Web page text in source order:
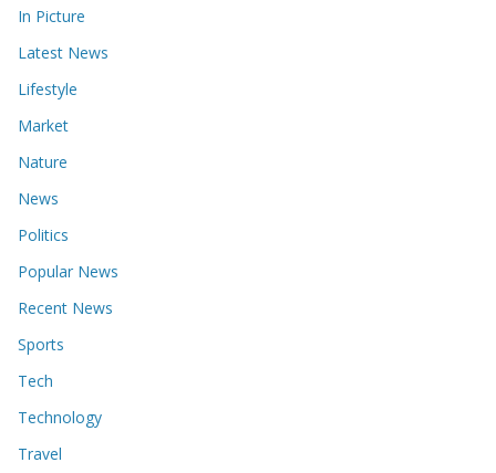
In Picture
Latest News
Lifestyle
Market
Nature
News
Politics
Popular News
Recent News
Sports
Tech
Technology
Travel